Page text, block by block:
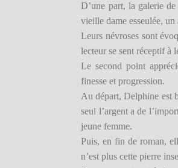
D’une part, la galerie
vieille dame esseulée,
Leurs névroses sont
lecteur se sent réceptif à
Le second point
finesse et progression.
Au départ, Delphine est
seul l’argent a de
jeune femme.
Puis, en fin de roman,
n’est plus cette pierre